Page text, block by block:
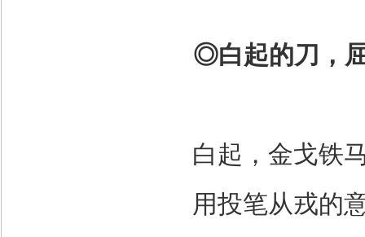
◎白起的刀，
白起，金戈铁
用投笔从戎的